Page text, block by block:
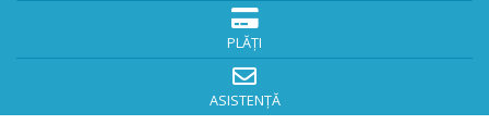
PLĂȚI
ASISTENȚĂ